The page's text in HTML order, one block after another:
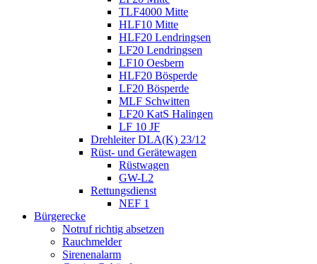
TLF4000 Mitte
HLF10 Mitte
HLF20 Lendringsen
LF20 Lendringsen
LF10 Oesbern
HLF20 Bösperde
LF20 Bösperde
MLF Schwitten
LF20 KatS Halingen
LF 10 JF
Drehleiter DLA(K) 23/12
Rüst- und Gerätewagen
Rüstwagen
GW-L2
Rettungsdienst
NEF 1
Bürgerecke
Notruf richtig absetzen
Rauchmelder
Sirenenalarm